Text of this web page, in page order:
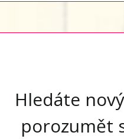
Hledáte
porozumět